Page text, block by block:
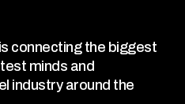
connecting the biggest
minds and
industry around the